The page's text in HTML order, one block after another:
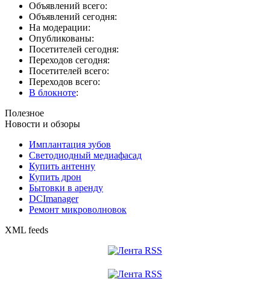
Объявлений всего:
Объявлений сегодня:
На модерации:
Опубликованы:
Посетителей сегодня:
Переходов сегодня:
Посетителей всего:
Переходов всего:
В блокноте:
Полезное
Новости и обзоры
Имплантация зубов
Светодиодный медиафасад
Купить антенну
Купить дрон
Бытовки в аренду
DCImanager
Ремонт микроволновок
XML feeds